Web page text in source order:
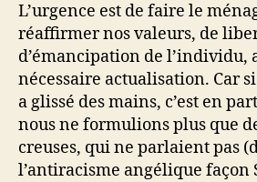
L’urgence est de faire le
réaffirmer nos valeurs, de
d’émancipation de l’individu,
nécessaire actualisation. Car
a glissé des mains, c’est en
nous ne formulions plus que
creuses, qui ne parlaient pas
l’antiracisme angélique façon